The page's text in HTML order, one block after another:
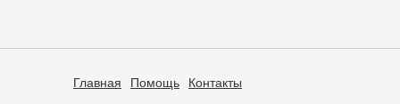
Главная Помощь Контакты